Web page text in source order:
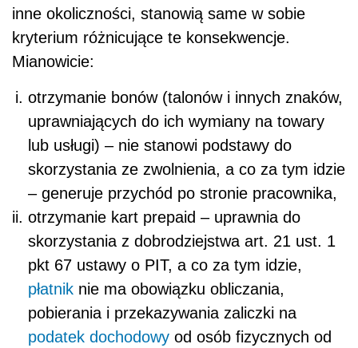
inne okoliczności, stanowią same w sobie
kryterium różnicujące te konsekwencje.
Mianowicie:
otrzymanie bonów (talonów i innych znaków,
uprawniających do ich wymiany na towary
lub usługi) – nie stanowi podstawy do
skorzystania ze zwolnienia, a co za tym idzie
– generuje przychód po stronie pracownika,
otrzymanie kart prepaid – uprawnia do
skorzystania z dobrodziejstwa art. 21 ust. 1
pkt 67 ustawy o PIT, a co za tym idzie,
płatnik nie ma obowiązku obliczania,
pobierania i przekazywania zaliczki na
podatek dochodowy od osób fizycznych od